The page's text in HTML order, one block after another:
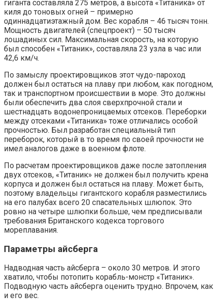
гиганта составляла 275 метров, а высота «Титаника» от
киля до тоновых огней – примерно
одиннадцатиэтажный дом. Вес корабля – 46 тысяч тонн.
Мощность двигателей (спецпроект) – 50 тысяч
лошадиных сил. Максимальная скорость, на которую
был способен «Титаник», составляла 23 узла в час или
42,6 км/ч.
По замыслу проектировщиков этот чудо-пароход
должен был остаться на плаву при любом, как погодном,
так и транспортном происшествии в море. Это должны
были обеспечить два слоя сверхпрочной стали и
шестнадцать водонепроницаемых отсеков. Переборки
между отсеками «Титаника» тоже отличались особой
прочностью. Был разработан специальный тип
переборок, который в то время по своей прочности не
имел аналогов даже в военном флоте.
По расчетам проектировщиков даже после затопления
двух отсеков, «Титаник» не должен был получить крена
корпуса и должен был остаться на плаву. Может быть,
поэтому владельцы гигантского корабля разместились
на его палубах всего 20 спасательных шлюпок. Это
ровно на четыре шлюпки больше, чем предписывали
требования Британского кодекса торгового
мореплавания.
Параметры айсберга
Надводная часть айсберга – около 30 метров. И этого
хватило, чтобы потопить корабль-монстр «Титаник».
Подводную часть айсберга оценить трудно. Впрочем, как
и его вес.